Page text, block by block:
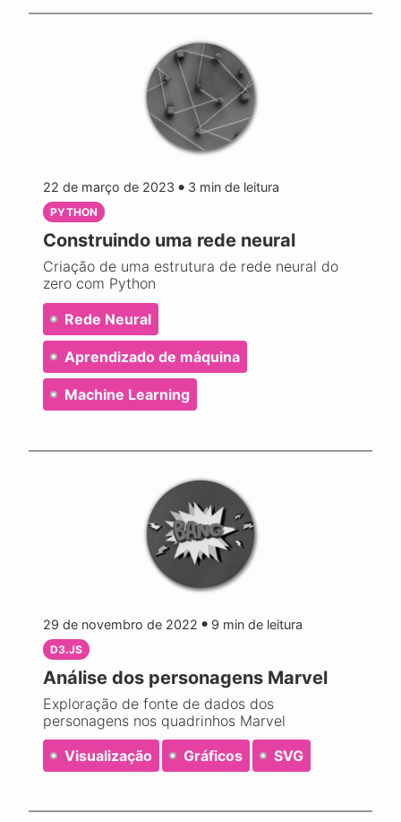
22 de março de 2023 ● 3 min de leitura
PYTHON
Construindo uma rede neural
Criação de uma estrutura de rede neural do
zero com Python
Rede Neural
Aprendizado de máquina
Machine Learning
29 de novembro de 2022 ● 9 min de leitura
D3.JS
Análise dos personagens Marvel
Exploração de fonte de dados dos
personagens nos quadrinhos Marvel
Visualização
Gráficos SVG